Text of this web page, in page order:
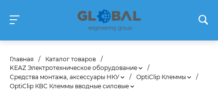
Главная / Каталог товаров
/
KEAZ Электротехническое оборудование
/
Средства монтажа, аксессуары НКУ
/ OptiClip Клеммы
/
OptiClip КВС Клеммы вводные силовые